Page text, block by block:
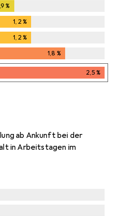
%
1,2%
1,2%
1,8 %
2,5%
ab Ankunft bei der
in Arbeitstagen im